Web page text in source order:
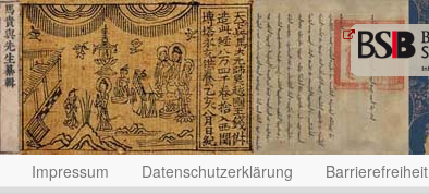
Impressum Datenschutzerklärung Barrierefreiheit